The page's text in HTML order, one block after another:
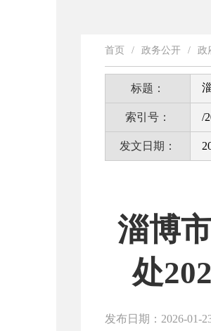
首页 / 政务公开 / 政
标题：
索引号： /
发文日期：
淄博
处
发布日期：2026-01-